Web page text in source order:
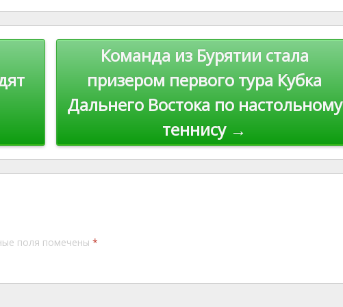
st Li
n
Команда из Бурятии стала
призером первого тура Кубка
Дальнего Востока по настольному
теннису →
поля помечены *